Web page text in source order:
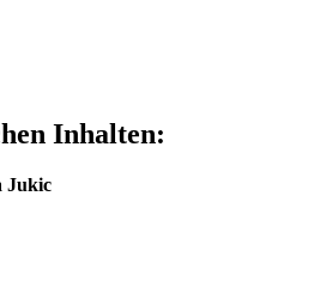
Inhalten:
Jukic